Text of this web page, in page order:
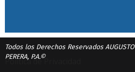
Todos los Derechos Reservados AUGUSTO
PERERA, P.A.©
Política de Privacidad